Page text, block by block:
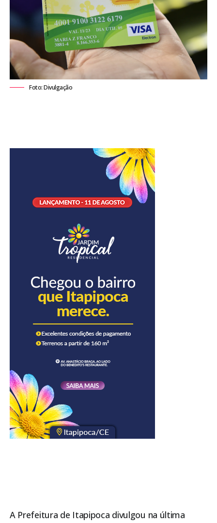
Foto: Divulgação
A Prefeitura de Itapipoca divulgou na última